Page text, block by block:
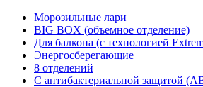
Морозильные лари
BIG BOX (объемное отделение)
Для балкона (с технологией
Энергосберегающие
8 отделений
С антибактериальной защитой